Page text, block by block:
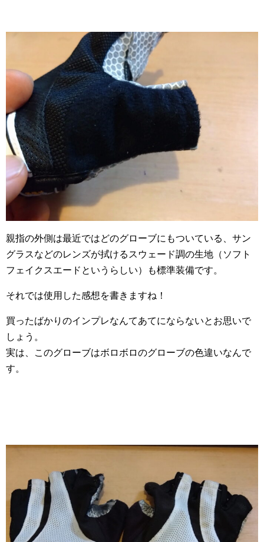
親指の外側は最近ではどのグローブにもついている、サン
グラスなどのレンズが拭けるスウェード調の生地（ソフト
フェイクスエードというらしい）も標準装備です。
それでは使用した感想を書きますね！
買ったばかりのインプレなんてあてにならないとお思いで
しょう。
実は、このグローブはボロボロのグローブの色違いなんで
す。